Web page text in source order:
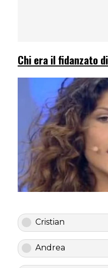
Chi era il fidanzato
Cristian
Andrea